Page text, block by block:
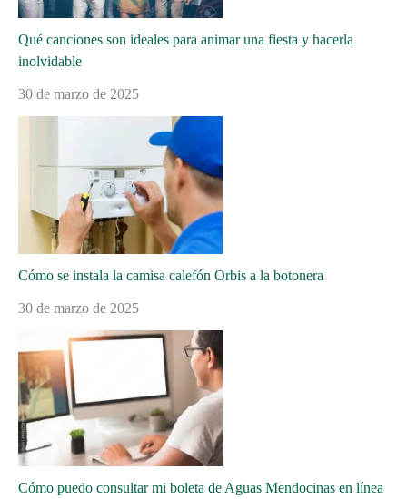
Qué canciones son ideales para animar una fiesta y hacerla
inolvidable
30 de marzo de 2025
Cómo se instala la camisa calefón Orbis a la botonera
30 de marzo de 2025
Cómo puedo consultar mi boleta de Aguas Mendocinas en línea